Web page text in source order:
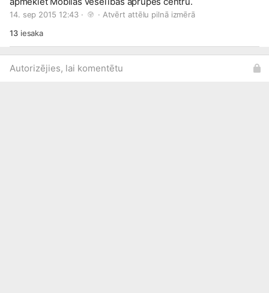
14. sep 2015 12:43 · · Atvērt attēlu pilnā izmērā
13iesaka
Autorizējies, lai komentētu